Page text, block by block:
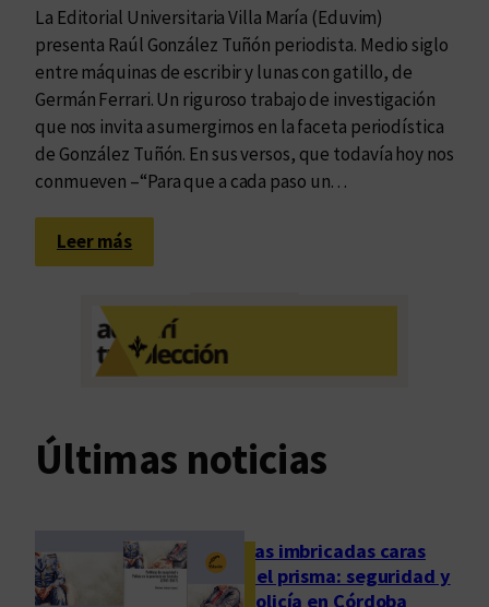
i
d
a
d
e
s
t
e
u
n
j
u
z
La Editorial Universitaria Villa María (Eduvim)
presenta Raúl González Tuñón periodista. Medio siglo
entre máquinas de escribir y lunas con gatillo, de
Germán Ferrari. Un riguroso trabajo de investigación
que nos invita a sumergirnos en la faceta periodística
de González Tuñón. En sus versos, que todavía hoy nos
conmueven –“Para que a cada paso un…
Leer más:
E
t
e
o
m
i
Últimas noticias
Las imbricadas caras
del prisma: seguridad y
policía en Córdoba